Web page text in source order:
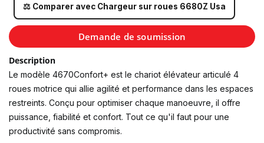
⚖️ Comparer avec Chargeur sur roues 6680Z Usa
Demande de soumission
Description
Le modèle 4670Confort+ est le chariot élévateur articulé 4
roues motrice qui allie agilité et performance dans les espaces
restreints. Conçu pour optimiser chaque manoeuvre, il offre
puissance, fiabilité et confort. Tout ce qu'il faut pour une
productivité sans compromis.